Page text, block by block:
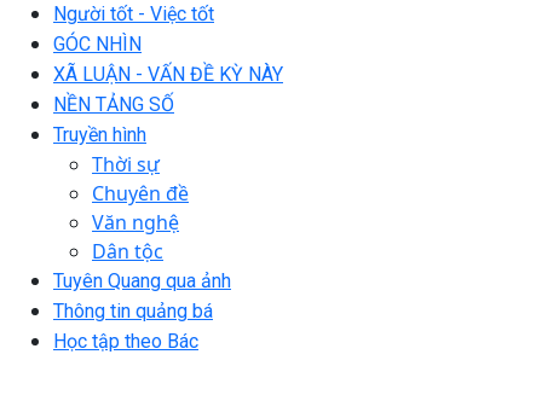
Người tốt - Việc tốt
GÓC NHÌN
XÃ LUẬN - VẤN ĐỀ KỲ NÀY
NỀN TẢNG SỐ
Truyền hình
Thời sự
Chuyên đề
Văn nghệ
Dân tộc
Tuyên Quang qua ảnh
Thông tin quảng bá
Học tập theo Bác